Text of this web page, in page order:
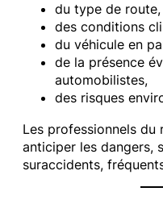
du type de route,
des conditions
du véhicule en
de la présence
automobilistes,
des risques
Les professionnels du
anticiper les dangers,
suraccidents,